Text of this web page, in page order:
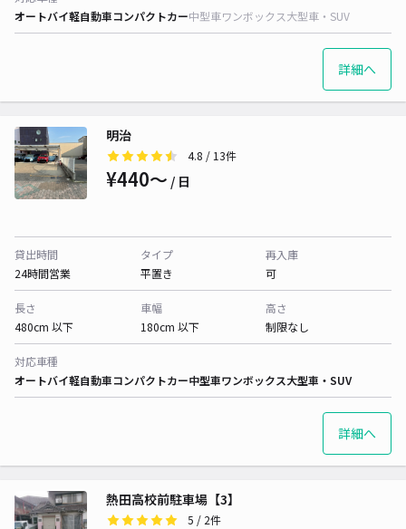
オートバイ軽自動車コンパクトカー中型車ワンボックス大型車・SUV
詳細へ
明治
4.8 / 13件
¥440〜 / 日
貸出時間
24時間営業
タイプ
平置き
再入庫
可
長さ
480cm 以下
車幅
180cm 以下
高さ
制限なし
対応車種
オートバイ軽自動車コンパクトカー中型車ワンボックス大型車・SUV
詳細へ
熱田高校前駐車場【3】
5 / 2件